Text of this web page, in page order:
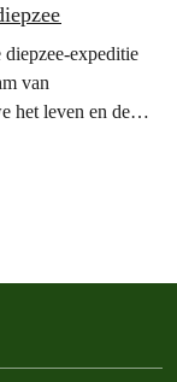
expeditie
van
het leven en de
minst bekende
deed ons